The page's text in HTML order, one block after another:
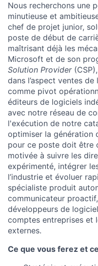
Nous recherchons une
minutieuse et
chef de projet junior,
poste de début de
maîtrisant déjà les
Microsoft et de son
Solution Provider
dans l’aspect ventes
comme pivot
éditeurs de logiciels
avec notre réseau de
l'exécution de notre
optimiser la génération
pour ce poste doit être
motivée à suivre les
expérimenté, intégrer
l’industrie et évoluer
spécialiste produit
communicateur
développeurs de
comptes entreprises et
externes.
Ce que vous ferez et